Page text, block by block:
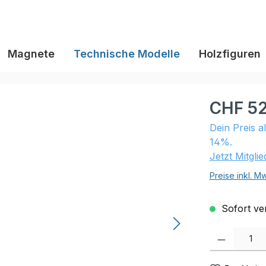
Magnete Technische Modelle Holzfiguren
CHF
Dein Preis
14%.
Jetzt
Preise inkl.
Sofort